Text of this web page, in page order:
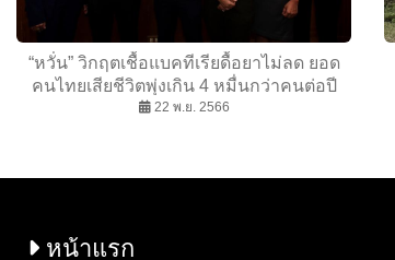
“หวั่น”​ วิกฤตเชื้อแบคทีเรียดื้อยาไม่ลด ยอด
คนไทยเสียชีวิตพุ่งเกิน 4 หมื่นกว่าคนต่อปี
องค์กรพิทักษ์สัตว์แห่งโลก ผนึกภาคีเครือ
รูปธรรมทันที
22 พ.ย. 2566
หน้าแรก